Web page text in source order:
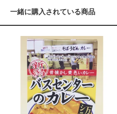
一緒に購入されている商品